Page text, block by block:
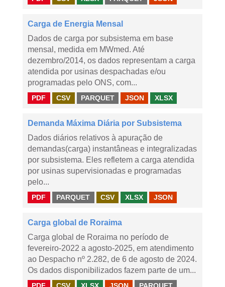
Carga de Energia Mensal
Dados de carga por subsistema em base
mensal, medida em MWmed. Até
dezembro/2014, os dados representam a carga
atendida por usinas despachadas e/ou
programadas pelo ONS, com...
PDF CSV PARQUET JSON XLSX
Demanda Máxima Diária por Subsistema
Dados diários relativos à apuração de
demandas(carga) instantâneas e integralizadas
por subsistema. Eles refletem a carga atendida
por usinas supervisionadas e programadas
pelo...
PDF PARQUET CSV XLSX JSON
Carga global de Roraima
Carga global de Roraima no período de
fevereiro-2022 a agosto-2025, em atendimento
ao Despacho nº 2.282, de 6 de agosto de 2024.
Os dados disponibilizados fazem parte de um...